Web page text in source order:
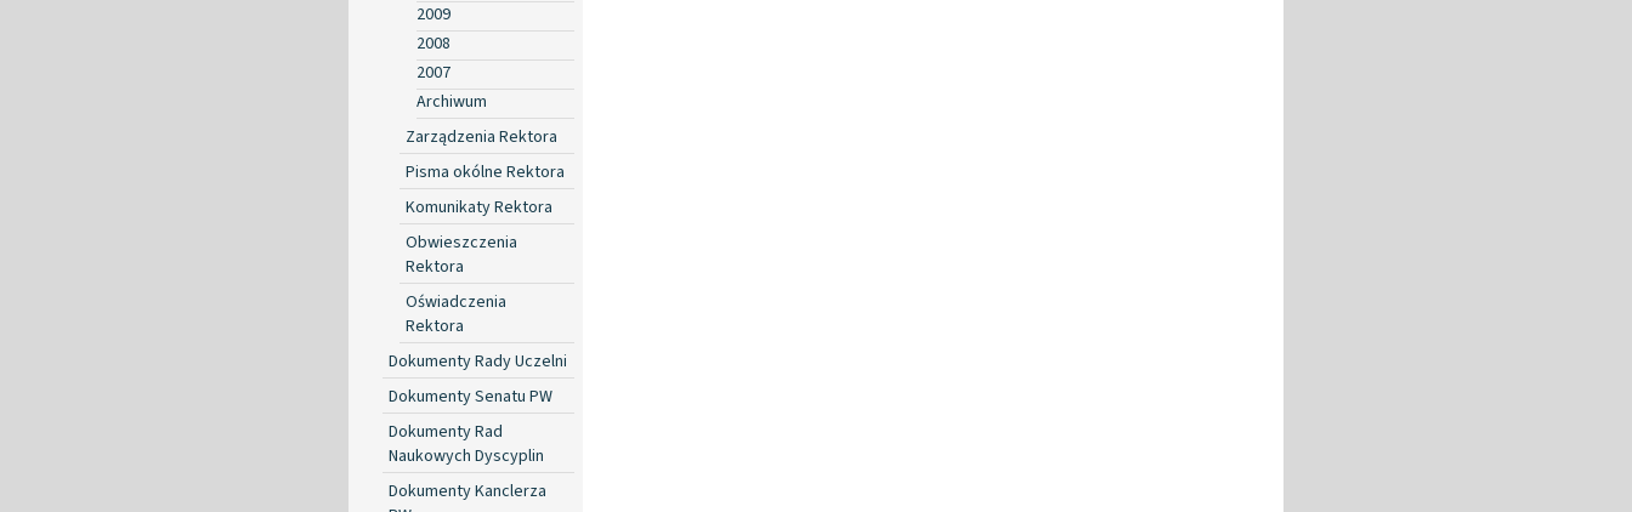
2009
2008
2007
Archiwum
Zarządzenia Rektora
Pisma okólne Rektora
Komunikaty Rektora
Obwieszczenia
Rektora
Oświadczenia
Rektora
Dokumenty Rady Uczelni
Dokumenty Senatu PW
Dokumenty Rad
Naukowych Dyscyplin
Dokumenty Kanclerza